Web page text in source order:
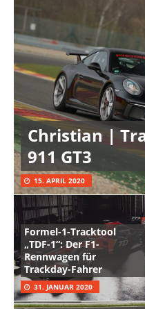
Christian |
911 GT3
15. APRIL 2020
Formel-1-Tracktool
„TDF-1“: Der F1-
Rennwagen für
Trackday-Fahrer
31. JANUAR 2020